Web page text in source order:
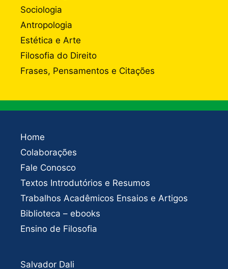
Sociologia
Antropologia
Estética e Arte
Filosofia do Direito
Frases, Pensamentos e Citações
Home
Colaborações
Fale Conosco
Textos Introdutórios e Resumos
Trabalhos Acadêmicos Ensaios e Artigos
Biblioteca – ebooks
Ensino de Filosofia
Salvador Dali